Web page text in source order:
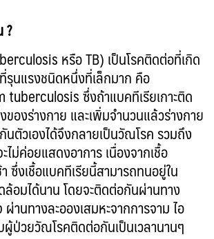
?
หรือ TB) เป็นโรคติดต่อที่เกิด
รุนแรงชนิดหนึ่งที่เล็กมาก คือ
ซึ่งถ้าแบคทีเรียเกาะติด
องร่างกาย และเพิ่มจำนวนแล้วร่างกาย
นตัวเองได้จึงกลายเป็นวัณโรค รวมถึง
ไม่ค่อยแสดงอาการ เนื่องจากเชื้อ
ซึ่งเชื้อแบคทีเรียนี้สามารถทนอยู่ใน
ล้อมได้นาน โดยจะติดต่อกันผ่านทาง
ผ่านทางละอองเสมหะจากการจาม ไอ
ป่วยวัณโรคติดต่อกันเป็นเวลานานๆ